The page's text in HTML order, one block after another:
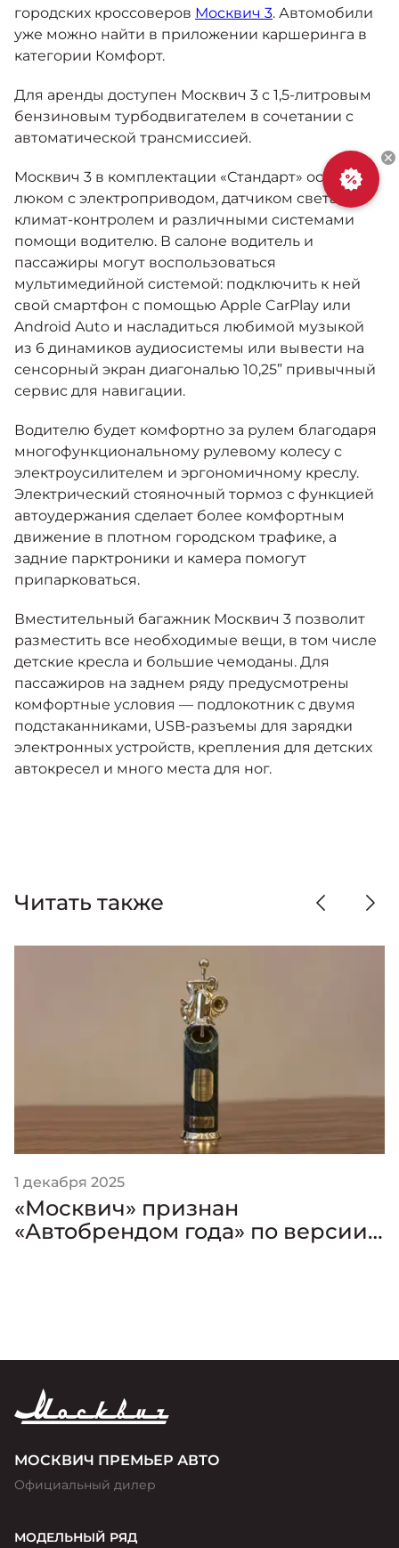
Москвич 6
Яркий динамичный седан
от 2 237 000 ₽*
Москвич 3 с ручным
управлением (РУ)
Кроссовер, создающий равные
возможности
от 2 069 000 ₽*
Москвич 8
Практичный семиместный
кроссовер
от 3 125 000 ₽*
Кредитные программы
Спецпредложения
Калькулятор трейд-ин
Страховые программы
Моторное масло
СЕРВИСНЫЕ АКЦИИ
КОНТАКТЫ
городских кроссоверов Москвич 3. Автомобили
уже можно найти в приложении каршеринга в
категории Комфорт.
Для аренды доступен Москвич 3 с 1,5-литровым
бензиновым турбодвигателем в сочетании с
автоматической трансмиссией.
Москвич 3 в комплектации «Стандарт» оснащен
люком с электроприводом, датчиком света,
климат-контролем и различными системами
помощи водителю. В салоне водитель и
пассажиры могут воспользоваться
мультимедийной системой: подключить к ней
свой смартфон с помощью Apple CarPlay или
Android Auto и насладиться любимой музыкой
из 6 динамиков аудиосистемы или вывести на
сенсорный экран диагональю 10,25” привычный
сервис для навигации.
Водителю будет комфортно за рулем благодаря
многофункциональному рулевому колесу с
электроусилителем и эргономичному креслу.
Электрический стояночный тормоз с функцией
автоудержания сделает более комфортным
движение в плотном городском трафике, а
задние парктроники и камера помогут
припарковаться.
Вместительный багажник Москвич 3 позволит
разместить все необходимые вещи, в том числе
детские кресла и большие чемоданы. Для
пассажиров на заднем ряду предусмотрены
комфортные условия — подлокотник с двумя
подстаканниками, USB-разъемы для зарядки
электронных устройств, крепления для детских
автокресел и много места для ног.
Читать также
1 декабря 2025
«Москвич» признан
«Автобрендом года» по версии
МОСКВИЧ ПРЕМЬЕР АВТО
Официальный дилер
МОДЕЛЬНЫЙ РЯД